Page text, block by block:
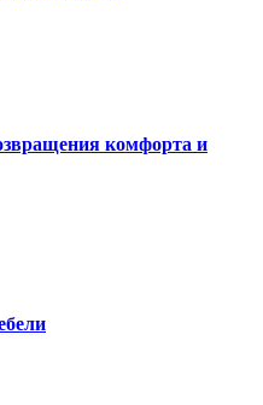
комфорта и